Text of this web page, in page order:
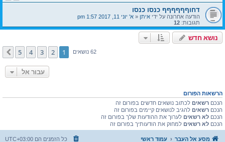
דחוףףףףףף כנסו כנסו
הודעה אחרונה על ידי איתן«א' יוני 11, 2017 1:57 pm
תגובות: 12
נושא חדש
62 נושאים 1
2
3
4
5 הבא
עבור אל
הרשאות הפורום
הנכם רשאיםלכתוב נושאים חדשים בפורום זה
הנכם רשאיםלהגיב לנושאים קיימים בפורום זה
הנכם לא רשאיםלערוך את ההודעות שלך בפורום זה
הנכם לא רשאיםלמחוק את הודעותיך בפורום זה
מסע אל העבר עמוד ראשי כל הזמנים הם UTC+03:00